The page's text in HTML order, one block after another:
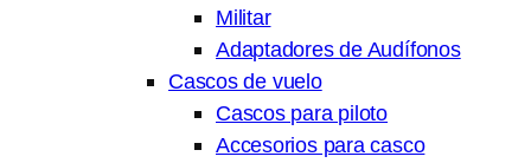
Militar
Adaptadores de Audífonos
Cascos de vuelo
Cascos para piloto
Accesorios para casco